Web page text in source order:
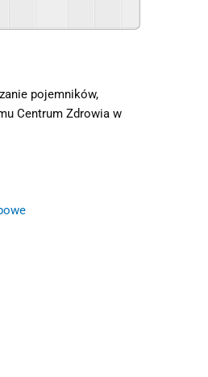
pojemników,
Centrum Zdrowia w